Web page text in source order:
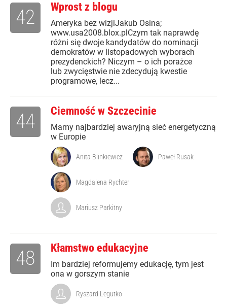
Wprost z blogu
Ameryka bez wizjiJakub Osina;
www.usa2008.blox.plCzym tak naprawdę
różni się dwoje kandydatów do nominacji
demokratów w listopadowych wyborach
prezydenckich? Niczym – o ich porażce
lub zwycięstwie nie zdecydują kwestie
programowe, lecz...
42
Ciemność w Szczecinie
Mamy najbardziej awaryjną sieć energetyczną
w Europie
44
Anita Blinkiewicz Paweł Rusak
Magdalena Rychter
Mariusz Parkitny
Kłamstwo edukacyjne
Im bardziej reformujemy edukację, tym jest
ona w gorszym stanie
48
Ryszard Legutko